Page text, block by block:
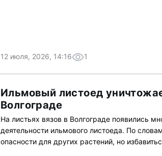
12 июля, 2026, 14:16 1
Ильмовый листоед
Волгограде
На листьях вязов в Волгограде появились
деятельности ильмового листоеда. По
опасности для других растений, но